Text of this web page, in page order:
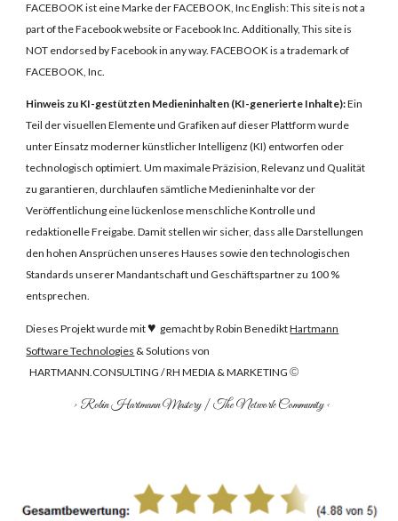
FACEBOOK ist eine Marke der FACEBOOK, IncEnglish:This site is not a
part of the Facebook website or Facebook Inc. Additionally, This site is
NOT endorsed by Facebook in any way. FACEBOOK is a trademark of
FACEBOOK, Inc.
Hinweis zu KI-gestützten Medieninhalten (KI-generierte Inhalte):Ein
Teil der visuellen Elemente und Grafiken auf dieser Plattform wurde
unter Einsatz moderner künstlicher Intelligenz (KI) entworfen oder
technologisch optimiert. Um maximale Präzision, Relevanz und Qualität
zu garantieren, durchlaufen sämtliche Medieninhalte vor der
Veröffentlichung eine lückenlose menschliche Kontrolle und
redaktionelle Freigabe. Damit stellen wir sicher, dass alle Darstellungen
den hohen Ansprüchen unseres Hauses sowie den technologischen
Standards unserer Mandantschaft und Geschäftspartner zu 100 %
entsprechen.
Dieses Projekt wurde mit♥ gemacht by Robin BenediktHartmann
Software Technologies & Solutions von
HARTMANN.CONSULTING / RH MEDIA & MARKETING©
> Robin Hartmann Mastery|TheNetwork Community<